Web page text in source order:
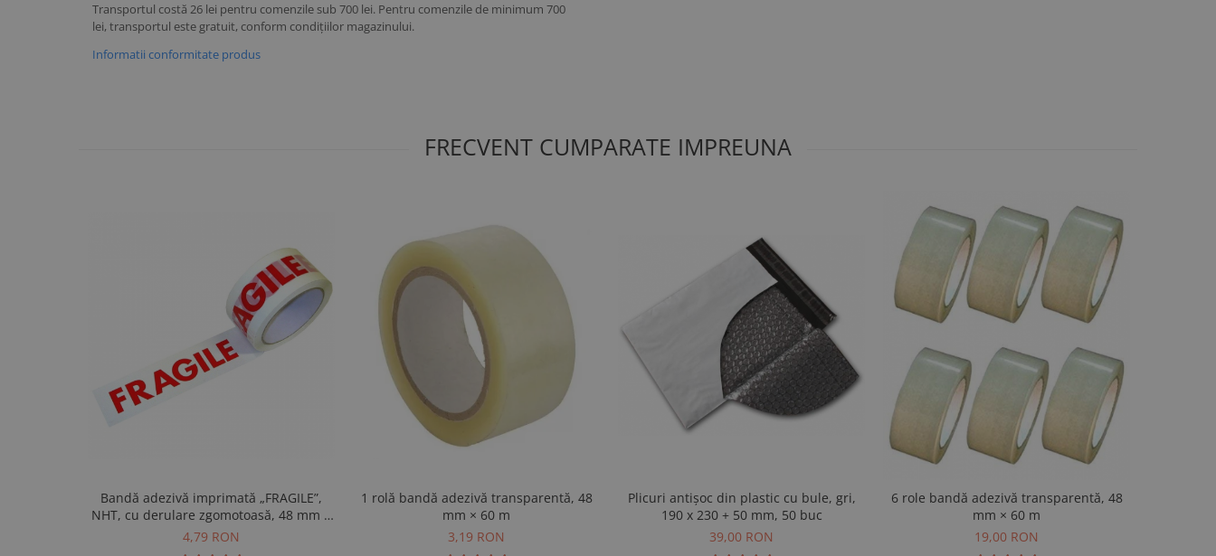
Transportul costă 26 lei pentru comenzile sub 700 lei. Pentru comenzile de minimum 700
lei, transportul este gratuit, conform condițiilor magazinului.
Informatii conformitate produs
FRECVENT CUMPARATE IMPREUNA
Bandă adezivă imprimată „FRAGILE”,
NHT, cu derulare zgomotoasă, 48 mm ×
60 m
4,79 RON
1 rolă bandă adezivă transparentă, 48
mm × 60 m
3,19 RON
Plicuri antișoc din plastic cu bule, gri,
190 x 230 + 50 mm, 50 buc
39,00 RON
6 role bandă adezivă transparentă, 48
mm × 60 m
19,00 RON